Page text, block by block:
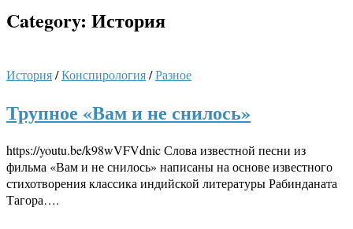
Category: История
История/Конспирология/Разное
Трупное «Вам и не снилось»
https://youtu.be/k98wVFVdnic Слова известной песни из
фильма «Вам и не снилось» написаны на основе известного
стихотворения классика индийской литературы Рабинданата
Тагора….